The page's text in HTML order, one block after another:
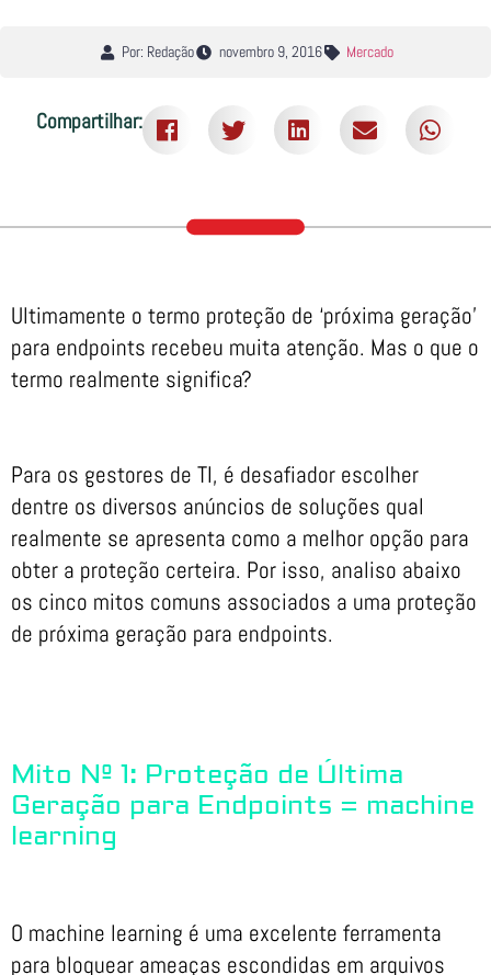
Por: Redação novembro 9, 2016 Mercado
Compartilhar:
Ultimamente o termo proteção de ‘próxima geração’
para endpoints recebeu muita atenção. Mas o que o
termo realmente significa?
Para os gestores de TI, é desafiador escolher
dentre os diversos anúncios de soluções qual
realmente se apresenta como a melhor opção para
obter a proteção certeira. Por isso, analiso abaixo
os cinco mitos comuns associados a uma proteção
de próxima geração para endpoints.
Mito Nº 1: Proteção de Última
Geração para Endpoints = machine
learning
O machine learning é uma excelente ferramenta
para bloquear ameaças escondidas em arquivos